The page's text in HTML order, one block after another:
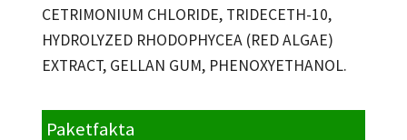
CETRIMONIUM CHLORIDE, TRIDECETH-10,
HYDROLYZED RHODOPHYCEA (RED ALGAE)
EXTRACT, GELLAN GUM, PHENOXYETHANOL.
Paketfakta